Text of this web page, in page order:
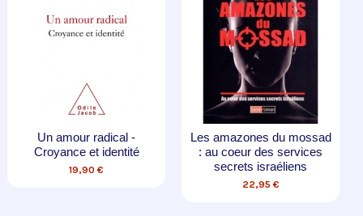
Les amazones du mossad
: au coeur des services
secrets israéliens
Aveuglements - Religions,
guerres, civilisations
22,90 €